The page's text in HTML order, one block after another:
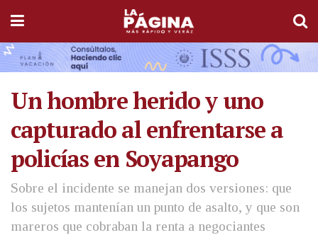
Un hombre herido y uno
capturado al enfrentarse a
policías en Soyapango
Sobre el incidente se manejan dos versiones: que
los sujetos mantenían un punto de asalto, y que son
mareros que cobraban la renta a negociantes